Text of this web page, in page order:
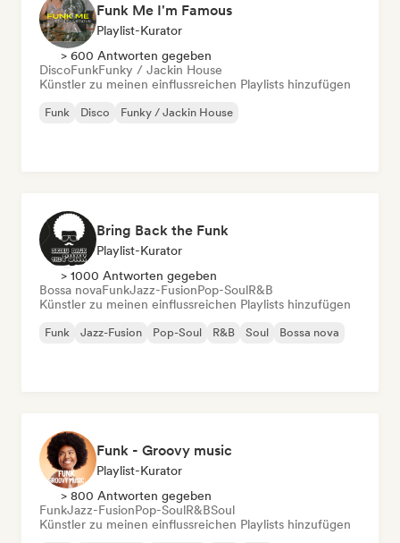
Funk Me I'm Famous
Playlist-Kurator
> 600 Antworten gegeben
DiscoFunkFunky / Jackin House
Künstler zu meinen einflussreichen Playlists hinzufügen
Funk Disco Funky / Jackin House
Bring Back the Funk
Playlist-Kurator
> 1000 Antworten gegeben
Bossa novaFunkJazz-FusionPop-SoulR&B
Künstler zu meinen einflussreichen Playlists hinzufügen
Funk Jazz-Fusion Pop-Soul R&B Soul Bossa nova
Funk - Groovy music
Playlist-Kurator
> 800 Antworten gegeben
FunkJazz-FusionPop-SoulR&BSoul
Künstler zu meinen einflussreichen Playlists hinzufügen